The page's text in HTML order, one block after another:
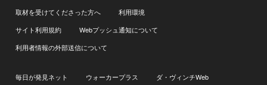
取材を受けてくださった方へ
利用環境
サイト利用規約
Webプッシュ通知について
利用者情報の外部送信について
毎日が発見ネット ウォーカープラス
ダ・ヴィンチWeb